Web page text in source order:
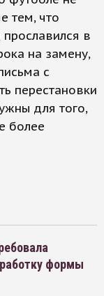
тем, что
в
на замену,
с
перестановки
для того,
более
формы